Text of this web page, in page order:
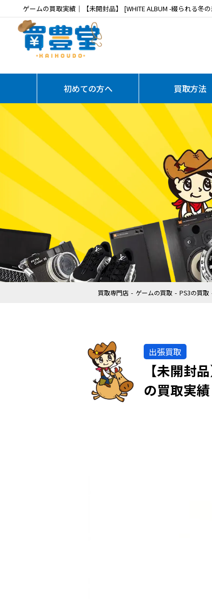
ゲームの買取実績｜【未開封品】 [WHITE ALBUM -綴られる冬
初めての方へ 買取方法
買取専門店 ゲームの買取 PS3の買取
出張買取
【未開封
の買取実績